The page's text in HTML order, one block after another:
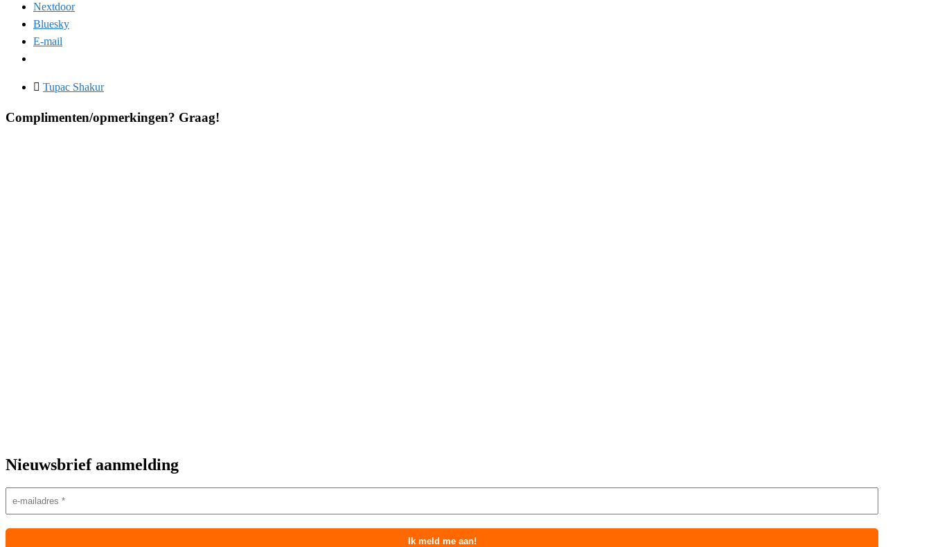
Nextdoor
Bluesky
E-mail
Tupac Shakur
Complimenten/opmerkingen? Graag!
Nieuwsbrief aanmelding